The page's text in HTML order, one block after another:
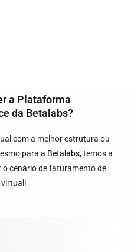
a Plataforma
da Betalabs?
com a melhor estrutura ou
para a Betalabs, temos a
cenário de faturamento de